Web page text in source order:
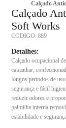
Calçado
Calçado
Soft Works
CODIGO: 889
Detalhes:
Calçado ocupacional
calcanhar,
longos períodos de
segurança e fácil
reduzir odores e
palmilha interna
estabilidade e